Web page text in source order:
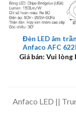
Đèn LED âm
Anfaco AFC
Giá bán: Vui lòng
Anfaco LED ||